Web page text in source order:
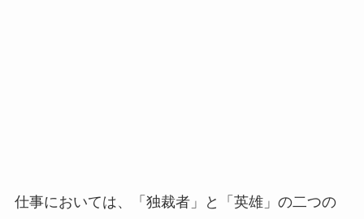
仕事においては、「独裁者」と「英雄」の二つの